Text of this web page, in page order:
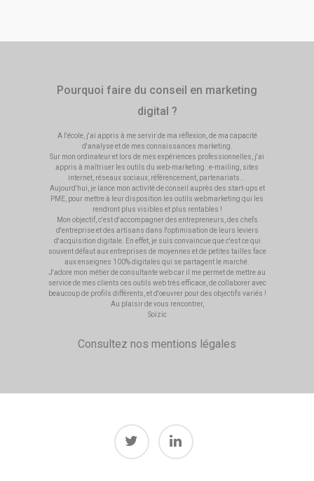
Pourquoi faire du conseil en marketing
digital ?
A l'école, j'ai appris à me servir de ma réflexion, de ma capacité
d'analyse et de mes connaissances marketing.
Sur mon ordinateur et lors de mes expériences professionnelles, j'ai
appris à maîtriser les outils du web-marketing : e-mailing, sites
internet, réseaux sociaux, référencement, partenariats...
Aujourd'hui, je lance mon activité de conseil auprès des start-ups et
PME, pour mettre à leur disposition les outils webmarketing qui les
rendront plus visibles et plus rentables !
Mon objectif, c'est d'accompagner des entrepreneurs, des chefs
d'entreprise et des artisans dans l'optimisation de leurs leviers
d'acquisition digitale. En effet, je suis convaincue que c'est ce qui
souvent défaut aux entreprises de moyennes et de petites tailles face
aux enseignes 100% digitales qui se partagent le marché.
J'adore mon métier de consultante web car il me permet de mettre au
service de mes clients ces outils web très efficace, de collaborer avec
beaucoup de profils différents, et d'oeuvrer pour des objectifs variés !
Au plaisir de vous rencontrer,
Soizic
Consultez nos mentions légales